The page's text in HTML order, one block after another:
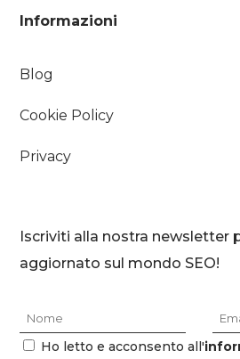
Informazioni
Blog
Cookie Policy
Privacy
Iscriviti alla nostra newsletter
aggiornato sul mondo SEO!
Ho letto e acconsento all'